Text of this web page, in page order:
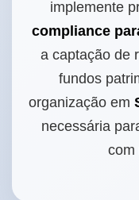
implemente
compliance
a captação de
fundos
organização em
necessária
com